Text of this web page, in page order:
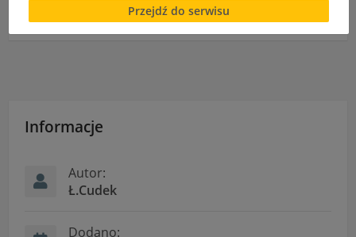
Wykaz podręczników 2024/25
Informacje
Autor:
Ł.Cudek
Dodano:
cookies lub local storage, może utrudnić lub
uniemożliwić korzystanie z Serwisu.
Przejdź do serwisu